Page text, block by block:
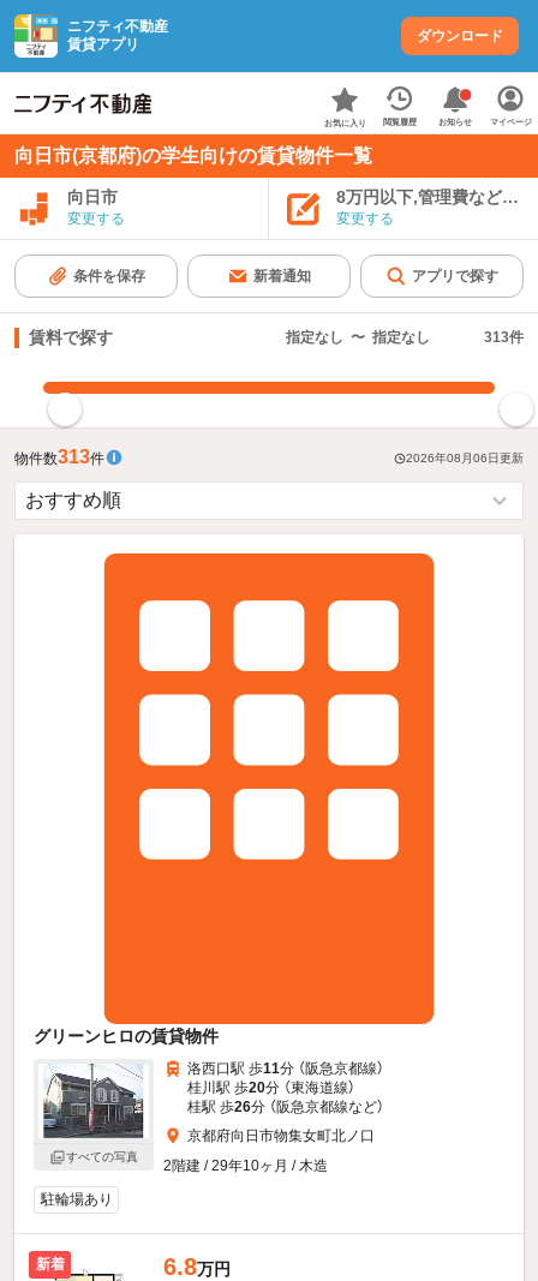
ニフティ不動産
賃貸アプリ
ダウンロード
お気に入り 閲覧履歴 お知らせ マイページ
向日市(京都府)の学生向けの賃貸物件一覧
向日市
変更する
8万円以下,管理費など込み
変更する
条件を保存 新着通知 アプリで探す
賃料で探す 指定なし 〜 指定なし 313件
物件数313件 2026年08月06日更新
グリーンヒロの賃貸物件
すべての写真
洛西口駅 歩11分 （阪急京都線）
桂川駅 歩20分 （東海道線）
桂駅 歩26分 （阪急京都線など）
京都府向日市物集女町北ノ口
2階建 / 29年10ヶ月 / 木造
駐輪場あり
新着 6.8万円